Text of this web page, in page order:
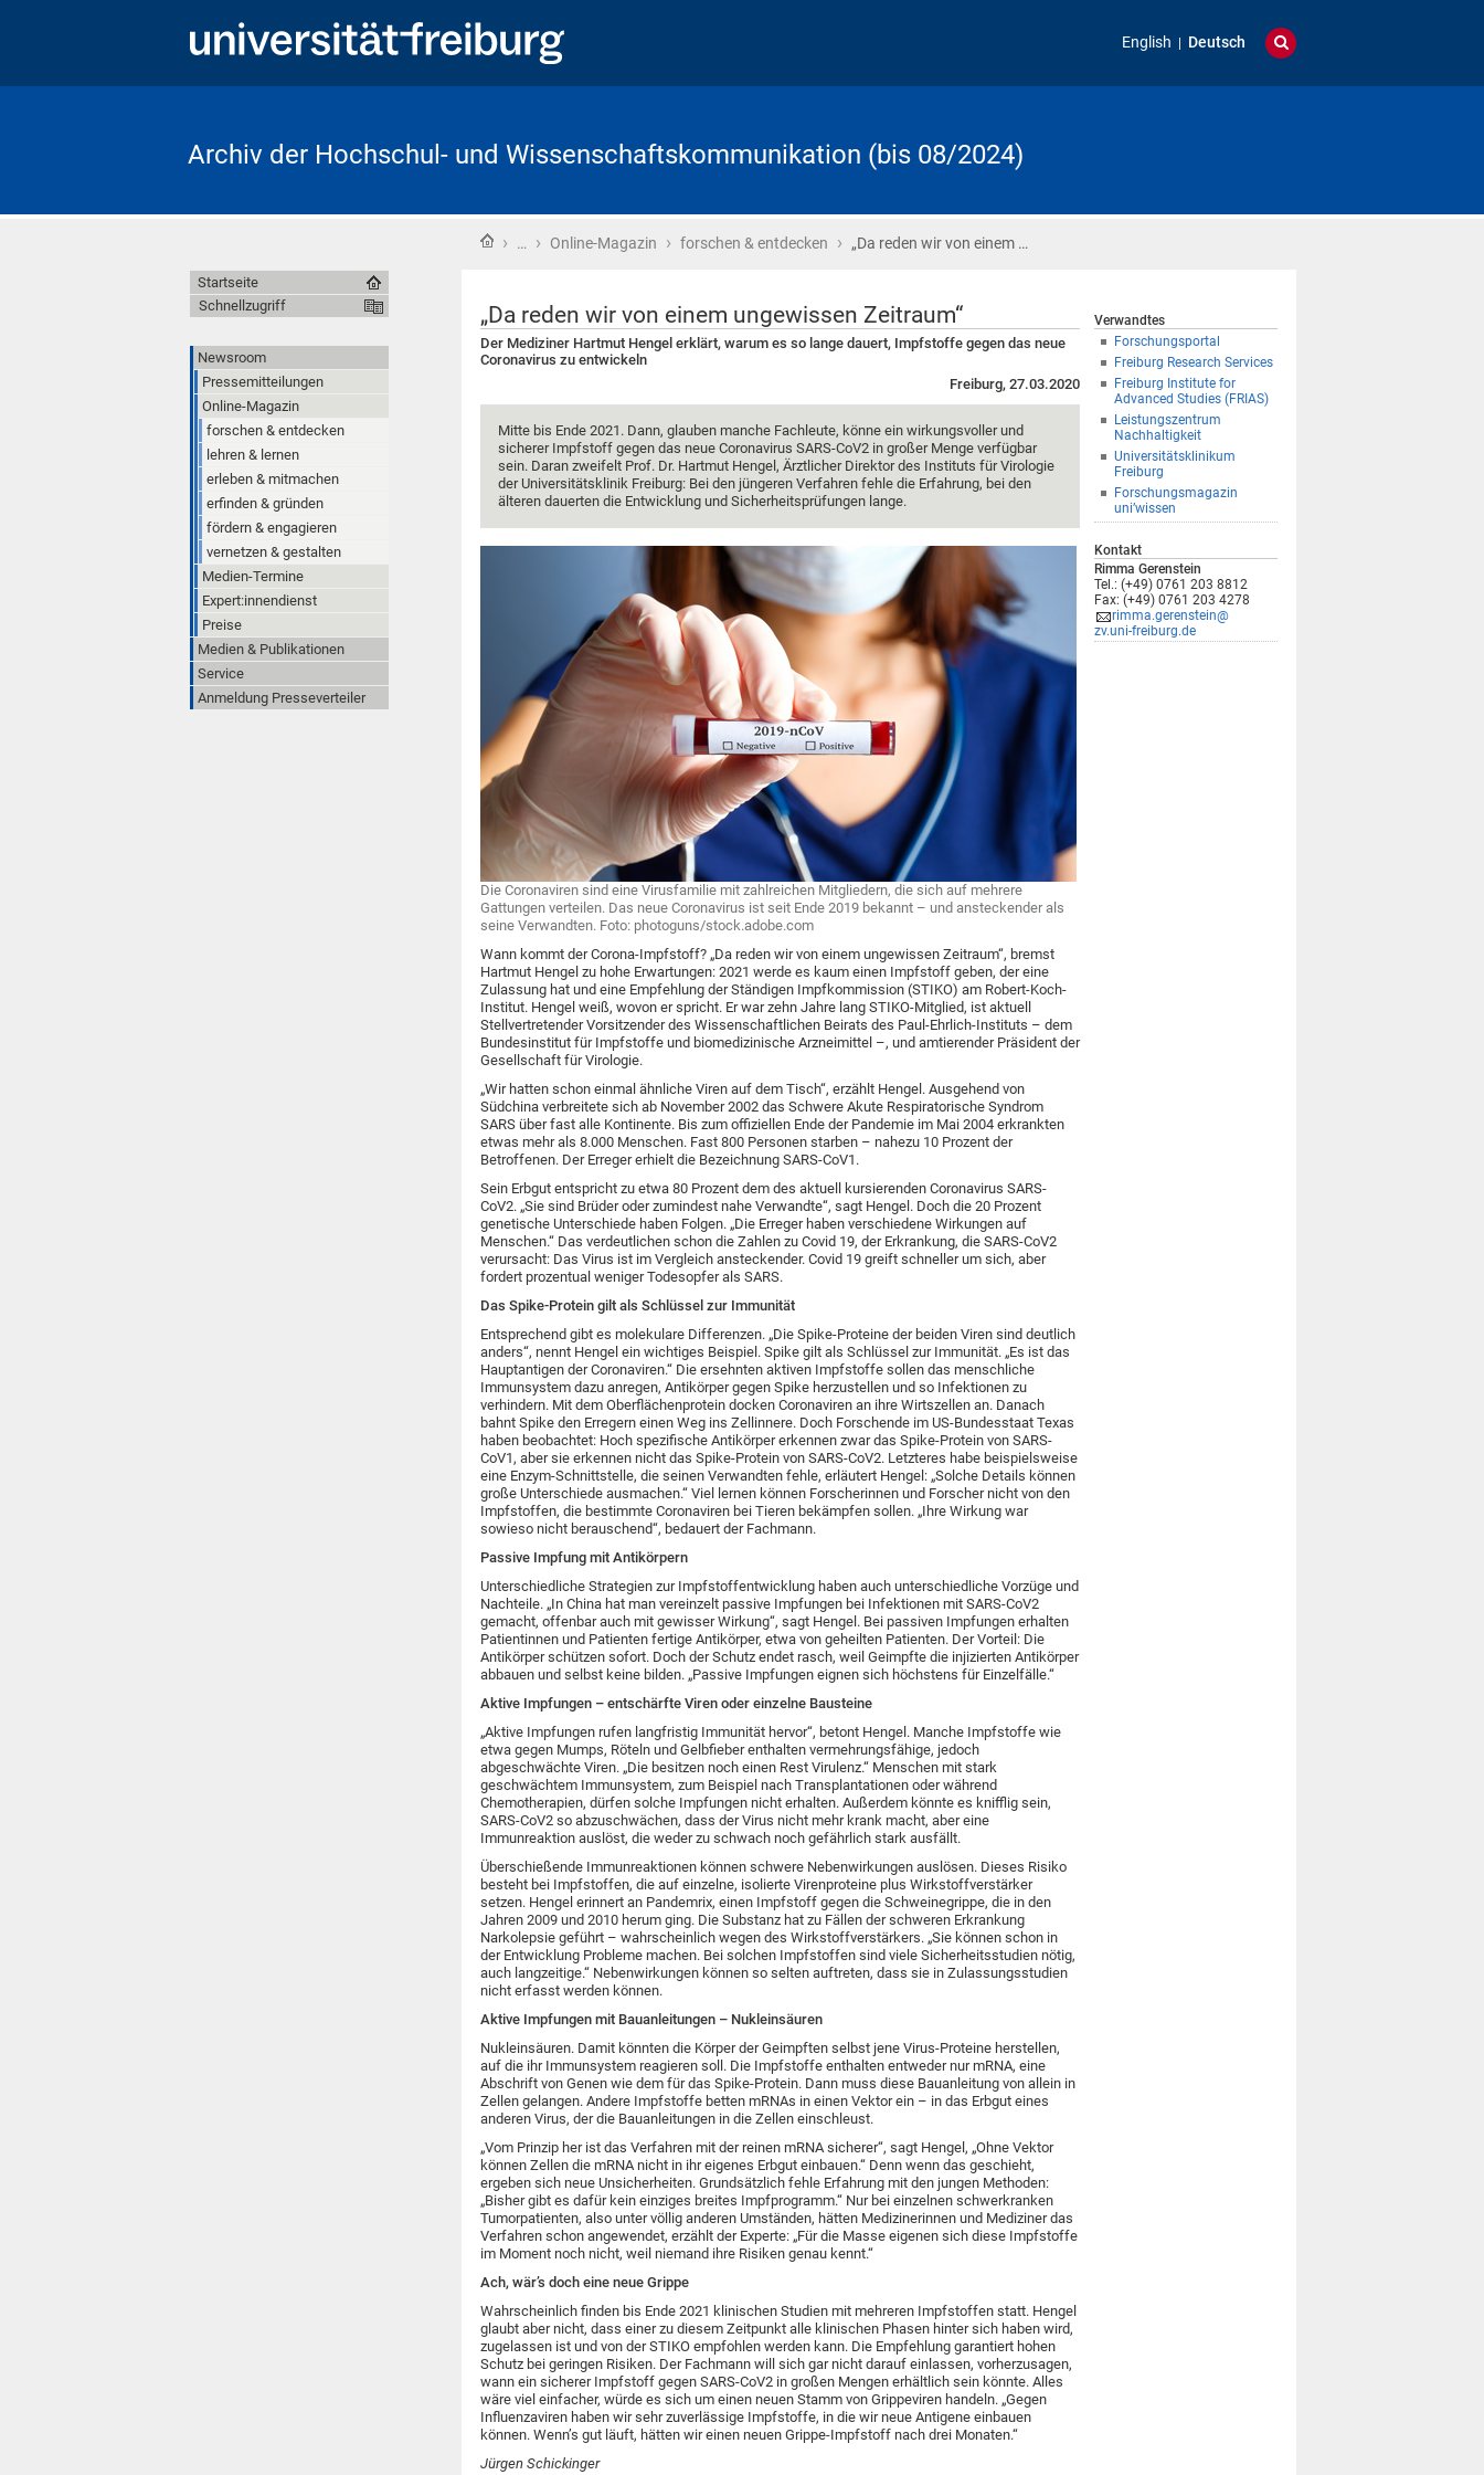
English Deutsch
Archiv der Hochschul- und Wissenschaftskommunikation (bis 08/2024)
Startseite
› … › Online-Magazin › forschen & entdecken › „Da reden wir von einem …
„Da reden wir von einem ungewissen Zeitraum“
Der Mediziner Hartmut Hengel erklärt, warum es so lange dauert, Impfstoffe gegen das neue
Coronavirus zu entwickeln
Freiburg, 27.03.2020
Mitte bis Ende 2021. Dann, glauben manche Fachleute, könne ein wirkungsvoller und
sicherer Impfstoff gegen das neue Coronavirus SARS-CoV2 in großer Menge verfügbar
sein. Daran zweifelt Prof. Dr. Hartmut Hengel, Ärztlicher Direktor des Instituts für Virologie
der Universitätsklinik Freiburg: Bei den jüngeren Verfahren fehle die Erfahrung, bei den
älteren dauerten die Entwicklung und Sicherheitsprüfungen lange.
Die Coronaviren sind eine Virusfamilie mit zahlreichen Mitgliedern, die sich auf mehrere
Gattungen verteilen. Das neue Coronavirus ist seit Ende 2019 bekannt – und ansteckender als
seine Verwandten. Foto: photoguns/stock.adobe.com
Wann kommt der Corona-Impfstoff? „Da reden wir von einem ungewissen Zeitraum“, bremst
Hartmut Hengel zu hohe Erwartungen: 2021 werde es kaum einen Impfstoff geben, der eine
Zulassung hat und eine Empfehlung der Ständigen Impfkommission (STIKO) am Robert-Koch-
Institut. Hengel weiß, wovon er spricht. Er war zehn Jahre lang STIKO-Mitglied, ist aktuell
Stellvertretender Vorsitzender des Wissenschaftlichen Beirats des Paul-Ehrlich-Instituts – dem
Bundesinstitut für Impfstoffe und biomedizinische Arzneimittel –, und amtierender Präsident der
Gesellschaft für Virologie.
„Wir hatten schon einmal ähnliche Viren auf dem Tisch“, erzählt Hengel. Ausgehend von
Südchina verbreitete sich ab November 2002 das Schwere Akute Respiratorische Syndrom
SARS über fast alle Kontinente. Bis zum offiziellen Ende der Pandemie im Mai 2004 erkrankten
etwas mehr als 8.000 Menschen. Fast 800 Personen starben – nahezu 10 Prozent der
Betroffenen. Der Erreger erhielt die Bezeichnung SARS-CoV1.
Sein Erbgut entspricht zu etwa 80 Prozent dem des aktuell kursierenden Coronavirus SARS-
CoV2. „Sie sind Brüder oder zumindest nahe Verwandte“, sagt Hengel. Doch die 20 Prozent
genetische Unterschiede haben Folgen. „Die Erreger haben verschiedene Wirkungen auf
Menschen.“ Das verdeutlichen schon die Zahlen zu Covid 19, der Erkrankung, die SARS-CoV2
verursacht: Das Virus ist im Vergleich ansteckender. Covid 19 greift schneller um sich, aber
fordert prozentual weniger Todesopfer als SARS.
Das Spike-Protein gilt als Schlüssel zur Immunität
Entsprechend gibt es molekulare Differenzen. „Die Spike-Proteine der beiden Viren sind deutlich
anders“, nennt Hengel ein wichtiges Beispiel. Spike gilt als Schlüssel zur Immunität. „Es ist das
Hauptantigen der Coronaviren.“ Die ersehnten aktiven Impfstoffe sollen das menschliche
Immunsystem dazu anregen, Antikörper gegen Spike herzustellen und so Infektionen zu
verhindern. Mit dem Oberflächenprotein docken Coronaviren an ihre Wirtszellen an. Danach
bahnt Spike den Erregern einen Weg ins Zellinnere. Doch Forschende im US-Bundesstaat Texas
haben beobachtet: Hoch spezifische Antikörper erkennen zwar das Spike-Protein von SARS-
CoV1, aber sie erkennen nicht das Spike-Protein von SARS-CoV2. Letzteres habe beispielsweise
eine Enzym-Schnittstelle, die seinen Verwandten fehle, erläutert Hengel: „Solche Details können
große Unterschiede ausmachen.“ Viel lernen können Forscherinnen und Forscher nicht von den
Impfstoffen, die bestimmte Coronaviren bei Tieren bekämpfen sollen. „Ihre Wirkung war
sowieso nicht berauschend“, bedauert der Fachmann.
Passive Impfung mit Antikörpern
Unterschiedliche Strategien zur Impfstoffentwicklung haben auch unterschiedliche Vorzüge und
Nachteile. „In China hat man vereinzelt passive Impfungen bei Infektionen mit SARS-CoV2
gemacht, offenbar auch mit gewisser Wirkung“, sagt Hengel. Bei passiven Impfungen erhalten
Patientinnen und Patienten fertige Antikörper, etwa von geheilten Patienten. Der Vorteil: Die
Antikörper schützen sofort. Doch der Schutz endet rasch, weil Geimpfte die injizierten Antikörper
abbauen und selbst keine bilden. „Passive Impfungen eignen sich höchstens für Einzelfälle.“
Aktive Impfungen – entschärfte Viren oder einzelne Bausteine
„Aktive Impfungen rufen langfristig Immunität hervor“, betont Hengel. Manche Impfstoffe wie
etwa gegen Mumps, Röteln und Gelbfieber enthalten vermehrungsfähige, jedoch
abgeschwächte Viren. „Die besitzen noch einen Rest Virulenz.“ Menschen mit stark
geschwächtem Immunsystem, zum Beispiel nach Transplantationen oder während
Chemotherapien, dürfen solche Impfungen nicht erhalten. Außerdem könnte es knifflig sein,
SARS-CoV2 so abzuschwächen, dass der Virus nicht mehr krank macht, aber eine
Immunreaktion auslöst, die weder zu schwach noch gefährlich stark ausfällt.
Überschießende Immunreaktionen können schwere Nebenwirkungen auslösen. Dieses Risiko
besteht bei Impfstoffen, die auf einzelne, isolierte Virenproteine plus Wirkstoffverstärker
setzen. Hengel erinnert an Pandemrix, einen Impfstoff gegen die Schweinegrippe, die in den
Jahren 2009 und 2010 herum ging. Die Substanz hat zu Fällen der schweren Erkrankung
Narkolepsie geführt – wahrscheinlich wegen des Wirkstoffverstärkers. „Sie können schon in
der Entwicklung Probleme machen. Bei solchen Impfstoffen sind viele Sicherheitsstudien nötig,
auch langzeitige.“ Nebenwirkungen können so selten auftreten, dass sie in Zulassungsstudien
nicht erfasst werden können.
Aktive Impfungen mit Bauanleitungen – Nukleinsäuren
Nukleinsäuren. Damit könnten die Körper der Geimpften selbst jene Virus-Proteine herstellen,
auf die ihr Immunsystem reagieren soll. Die Impfstoffe enthalten entweder nur mRNA, eine
Abschrift von Genen wie dem für das Spike-Protein. Dann muss diese Bauanleitung von allein in
Zellen gelangen. Andere Impfstoffe betten mRNAs in einen Vektor ein – in das Erbgut eines
anderen Virus, der die Bauanleitungen in die Zellen einschleust.
„Vom Prinzip her ist das Verfahren mit der reinen mRNA sicherer“, sagt Hengel, „Ohne Vektor
können Zellen die mRNA nicht in ihr eigenes Erbgut einbauen.“ Denn wenn das geschieht,
ergeben sich neue Unsicherheiten. Grundsätzlich fehle Erfahrung mit den jungen Methoden:
„Bisher gibt es dafür kein einziges breites Impfprogramm.“ Nur bei einzelnen schwerkranken
Tumorpatienten, also unter völlig anderen Umständen, hätten Medizinerinnen und Mediziner das
Verfahren schon angewendet, erzählt der Experte: „Für die Masse eigenen sich diese Impfstoffe
im Moment noch nicht, weil niemand ihre Risiken genau kennt.“
Ach, wär’s doch eine neue Grippe
Wahrscheinlich finden bis Ende 2021 klinischen Studien mit mehreren Impfstoffen statt. Hengel
glaubt aber nicht, dass einer zu diesem Zeitpunkt alle klinischen Phasen hinter sich haben wird,
zugelassen ist und von der STIKO empfohlen werden kann. Die Empfehlung garantiert hohen
Schutz bei geringen Risiken. Der Fachmann will sich gar nicht darauf einlassen, vorherzusagen,
wann ein sicherer Impfstoff gegen SARS-CoV2 in großen Mengen erhältlich sein könnte. Alles
wäre viel einfacher, würde es sich um einen neuen Stamm von Grippeviren handeln. „Gegen
Influenzaviren haben wir sehr zuverlässige Impfstoffe, in die wir neue Antigene einbauen
können. Wenn’s gut läuft, hätten wir einen neuen Grippe-Impfstoff nach drei Monaten.“
Jürgen Schickinger
Verwandtes
Forschungsportal
Freiburg Research Services
Freiburg Institute for
Advanced Studies (FRIAS)
Leistungszentrum
Nachhaltigkeit
Universitätsklinikum
Freiburg
Forschungsmagazin
uni’wissen
Kontakt
Rimma Gerenstein
Tel.: (+49) 0761 203 8812
Fax: (+49) 0761 203 4278
rimma.gerenstein@
zv.uni-freiburg.de
Startseite
Schnellzugriff
Newsroom
Pressemitteilungen
Online-Magazin
forschen & entdecken
lehren & lernen
erleben & mitmachen
erfinden & gründen
fördern & engagieren
vernetzen & gestalten
Medien-Termine
Expert:innendienst
Preise
Medien & Publikationen
Service
Anmeldung Presseverteiler